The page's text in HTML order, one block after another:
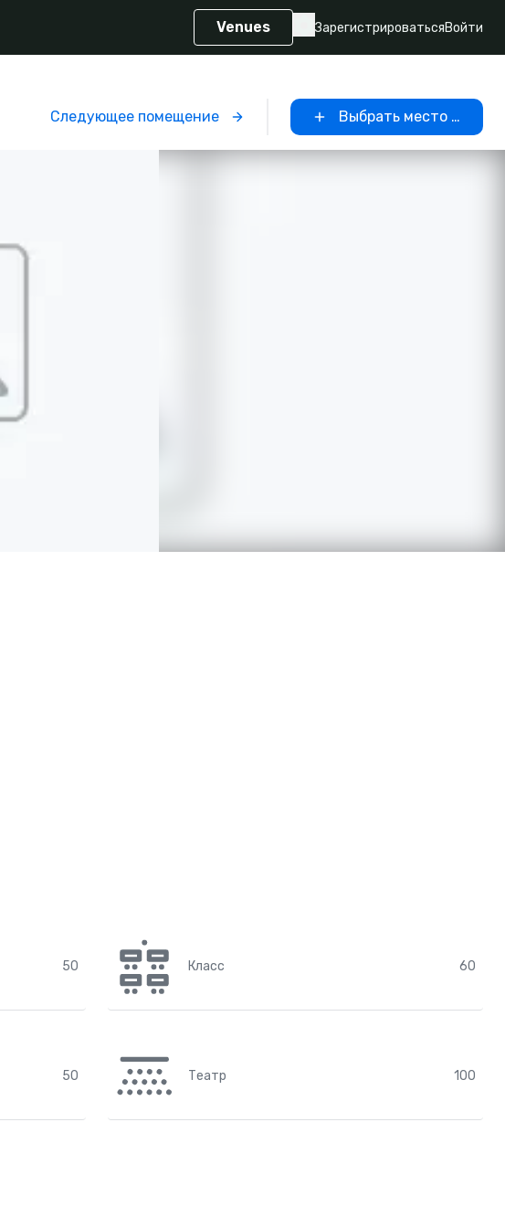
Venues ЗарегистрироватьсяВойти
Следующее помещение Выбрать место
50 Класс 60
50 Театр 100